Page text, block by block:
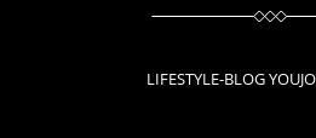
LIFESTYLE-BLOG